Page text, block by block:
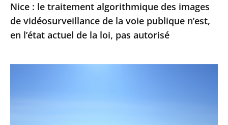
publique
n’est,
en
actuel
Nice : le traitement algorithmique des images
de vidéosurveillance de la voie publique n’est,
en l’état actuel de la loi, pas autorisé